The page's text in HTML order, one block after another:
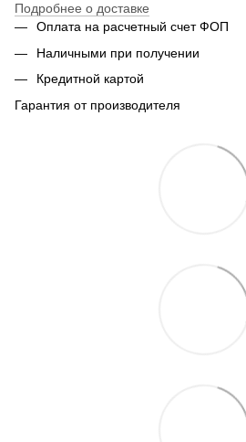
Подробнее о доставке
Оплата на расчетный счет ФОП
Наличными при получении
Кредитной картой
Гарантия от производителя